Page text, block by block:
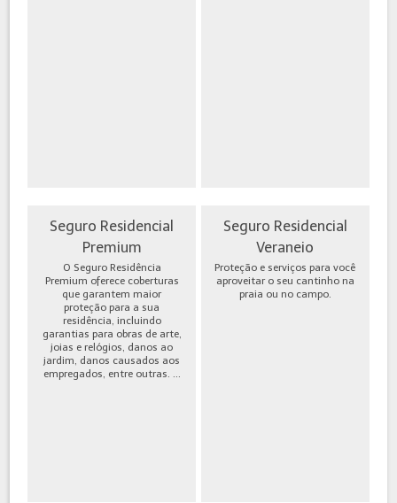
Seguro Residencial
Premium
O Seguro Residência
Premium oferece coberturas
que garantem maior
proteção para a sua
residência, incluindo
garantias para obras de arte,
joias e relógios, danos ao
jardim, danos causados aos
empregados, entre outras. ...
Seguro Residencial
Veraneio
Proteção e serviços para você
aproveitar o seu cantinho na
praia ou no campo.